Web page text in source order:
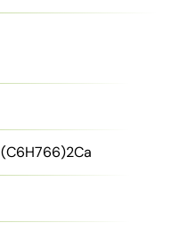
(C6H766)2Ca